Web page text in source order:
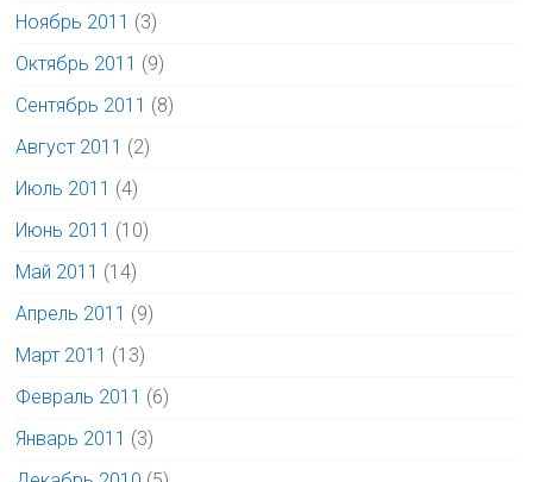
Ноябрь 2011 (3)
Октябрь 2011 (9)
Сентябрь 2011 (8)
Август 2011 (2)
Июль 2011 (4)
Июнь 2011 (10)
Май 2011 (14)
Апрель 2011 (9)
Март 2011 (13)
Февраль 2011 (6)
Январь 2011 (3)